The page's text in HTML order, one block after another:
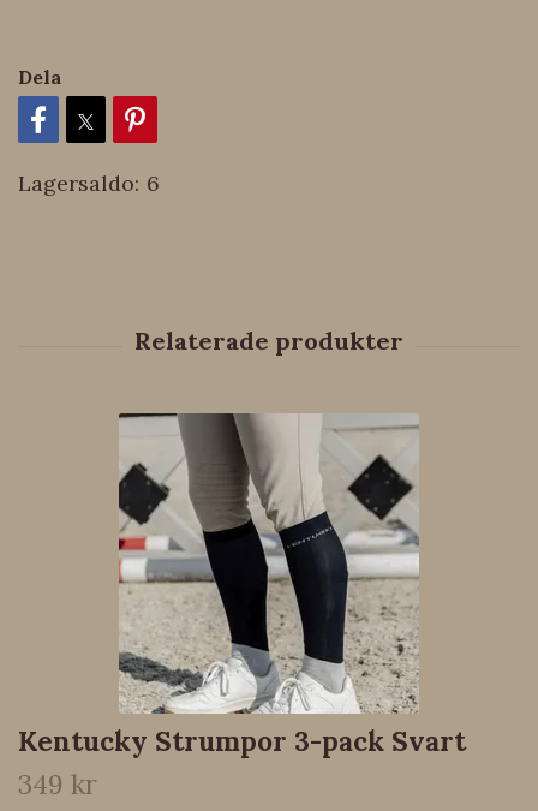
Dela
Lagersaldo: 6
Kentucky Strumpor 3-pack Svart
349 kr